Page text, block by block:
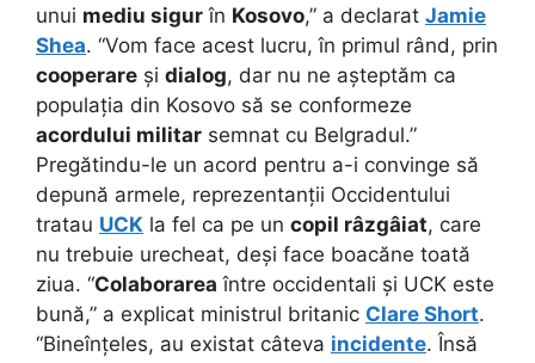
unui mediu sigur în Kosovo,” a declarat Jamie
Shea. “Vom face acest lucru, în primul rând, prin
cooperare și dialog, dar nu ne așteptăm ca
populația din Kosovo să se conformeze
acordului militar semnat cu Belgradul.”
Pregătindu-le un acord pentru a-i convinge să
depună armele, reprezentanții Occidentului
tratau UCK la fel ca pe un copil râzgâiat, care
nu trebuie urecheat, deși face boacăne toată
ziua. “Colaborarea între occidentali și UCK este
bună,” a explicat ministrul britanic Clare Short.
“Bineînțeles, au existat câteva incidente. Însă